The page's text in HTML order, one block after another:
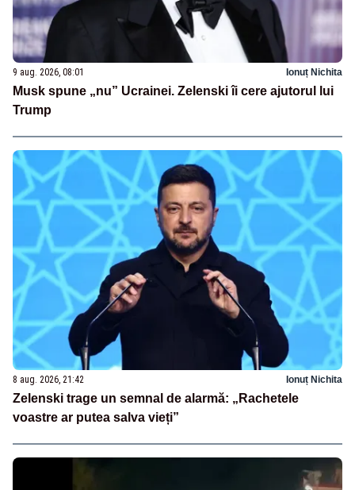
9 aug. 2026, 08:01 Ionuț Nichita
Musk spune „nu” Ucrainei. Zelenski îi cere ajutorul lui
Trump
8 aug. 2026, 21:42 Ionuț Nichita
Zelenski trage un semnal de alarmă: „Rachetele
voastre ar putea salva vieți”